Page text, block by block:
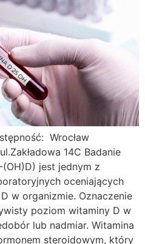
Wrocław
14C Badanie
jest jednym z
oceniających
w organizmie. Oznaczenie
poziom witaminy D w
lub nadmiar. Witamina
steroidowym, który